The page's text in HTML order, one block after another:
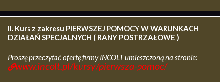
II. Kurs z zakresu PIERWSZEJ POMOCY W WARUNKACH
DZIAŁAŃ SPECJALNYCH ( RANY POSTRZAŁOWE )
Proszę przeczytać ofertę firmy INCOLT umieszczoną na stronie:
www.incolt.pl/kursy/pierwsza-pomoc/